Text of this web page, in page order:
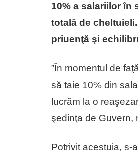
10% a salariilor în
totală de
priuenţă şi
”În momentul de
să taie 10% din
lucrăm la o
şedinţa de Guvern,
Potrivit acestuia, s-